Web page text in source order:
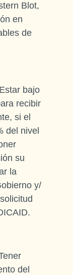
Blot,
en
de
bajo
recibir
si el
del nivel
su
la
y/
del